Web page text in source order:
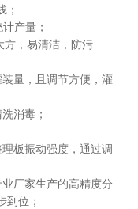
；
产量；
方，易清洁，防污
量，且调节方便，灌
消毒；
板振动强度，通过调
厂家生产的高精度分
到位；